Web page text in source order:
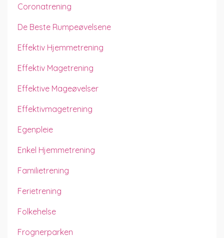
Coronatrening
De Beste Rumpeøvelsene
Effektiv Hjemmetrening
Effektiv Magetrening
Effektive Mageøvelser
Effektivmagetrening
Egenpleie
Enkel Hjemmetrening
Familietrening
Ferietrening
Folkehelse
Frognerparken